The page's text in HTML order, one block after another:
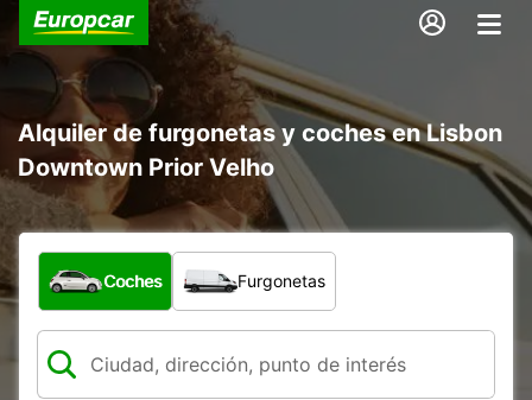
Alquiler de furgonetas y coches en Lisbon
Downtown Prior Velho
¿Qué tipo de vehículo?
Coches Furgonetas